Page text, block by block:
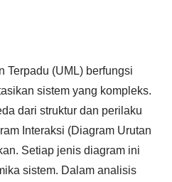
Terpadu (UML) berfungsi
sistem yang kompleks.
dari struktur dan perilaku
Interaksi (Diagram Urutan
Setiap jenis diagram ini
sistem. Dalam analisis